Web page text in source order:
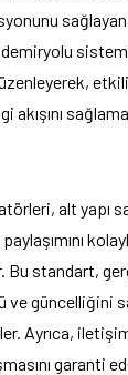
akışını
alt yapı
standart,
ve güncelliğini
Ayrıca,
garanti